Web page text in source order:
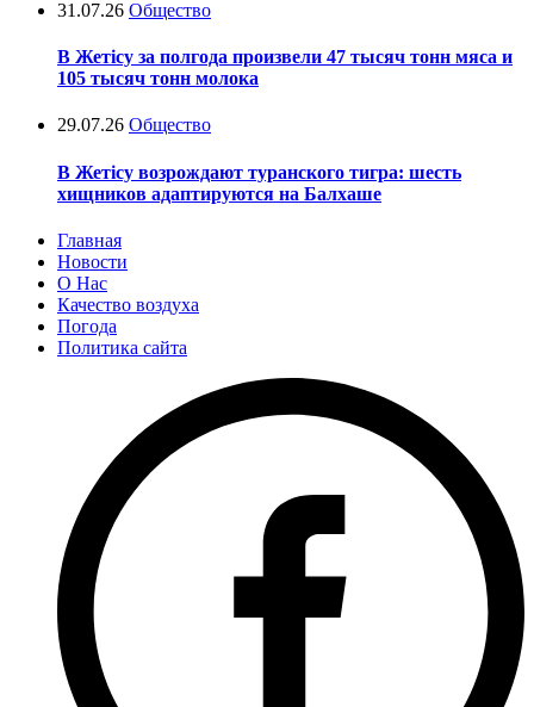
31.07.26 Общество
В Жетісу за полгода произвели 47 тысяч тонн мяса и
105 тысяч тонн молока
29.07.26 Общество
В Жетісу возрождают туранского тигра: шесть
хищников адаптируются на Балхаше
Главная
Новости
О Нас
Качество воздуха
Погода
Политика сайта